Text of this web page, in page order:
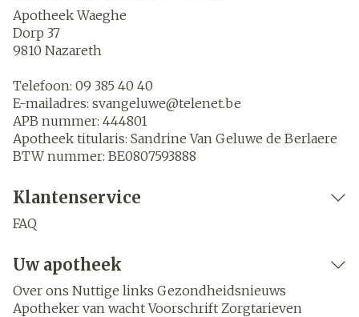
Apotheek Waeghe
Dorp 37
9810 Nazareth
Telefoon: 09 385 40 40
E-mailadres: svangeluwe@telenet.be
APB nummer: 444801
Apotheek titularis: Sandrine Van Geluwe de Berlaere
BTW nummer: BE0807593888
Klantenservice
FAQ
Uw apotheek
Over ons Nuttige links Gezondheidsnieuws
Apotheker van wacht Voorschrift Zorgtarieven